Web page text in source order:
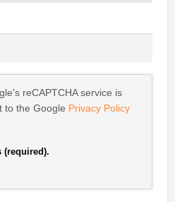
reCAPTCHA service is
to the Google Privacy Policy
(required).